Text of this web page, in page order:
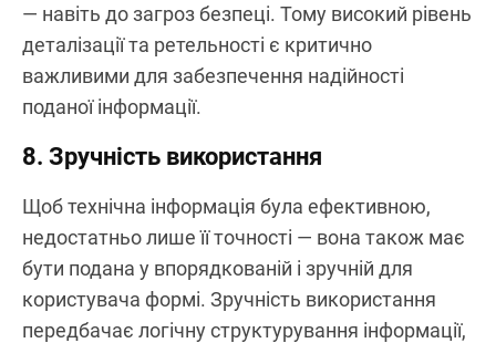
— навіть до загроз безпеці. Тому високий рівень
деталізації та ретельності є критично
важливими для забезпечення надійності
поданої інформації.
8. Зручність використання
Щоб технічна інформація була ефективною,
недостатньо лише її точності — вона також має
бути подана у впорядкованій і зручній для
користувача формі. Зручність використання
передбачає логічну структурування інформації,